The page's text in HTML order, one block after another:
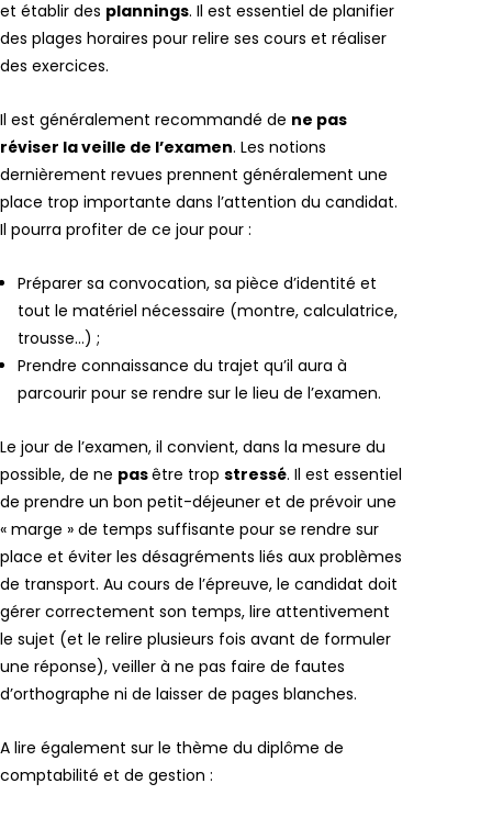
et établir des plannings. Il est essentiel de planifier
des plages horaires pour relire ses cours et réaliser
des exercices.
Il est généralement recommandé de ne pas
réviser la veille de l’examen. Les notions
dernièrement revues prennent généralement une
place trop importante dans l’attention du candidat.
Il pourra profiter de ce jour pour :
Préparer sa convocation, sa pièce d’identité et
tout le matériel nécessaire (montre, calculatrice,
trousse…) ;
Prendre connaissance du trajet qu’il aura à
parcourir pour se rendre sur le lieu de l’examen.
Le jour de l’examen, il convient, dans la mesure du
possible, de ne pasêtre trop stressé. Il est essentiel
de prendre un bon petit-déjeuner et de prévoir une
« marge » de temps suffisante pour se rendre sur
place et éviter les désagréments liés aux problèmes
de transport. Au cours de l’épreuve, le candidat doit
gérer correctement son temps, lire attentivement
le sujet (et le relire plusieurs fois avant de formuler
une réponse), veiller à ne pas faire de fautes
d’orthographe ni de laisser de pages blanches.
A lire également sur le thème du diplôme de
comptabilité et de gestion :